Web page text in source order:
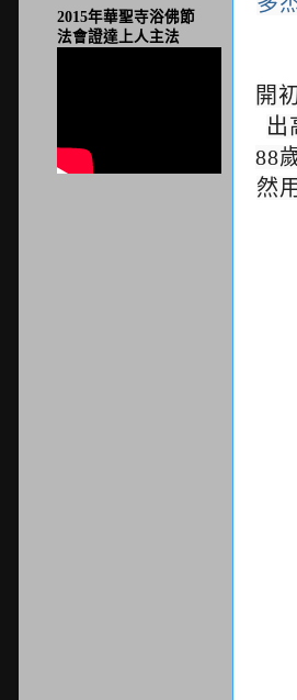
開
出
88
然
2015年華聖寺浴佛節
法會證達上人主法